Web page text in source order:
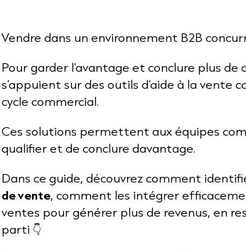
Vendre dans un environnement B2B
Pour garder l’avantage et conclure plus
s’appuient sur des outils d’aide à la vente
cycle commercial.
Ces solutions permettent aux équipes
qualifier et de conclure davantage.
Dans ce guide, découvrez comment
de vente, comment les intégrer
ventes pour générer plus de revenus, en
parti 👇